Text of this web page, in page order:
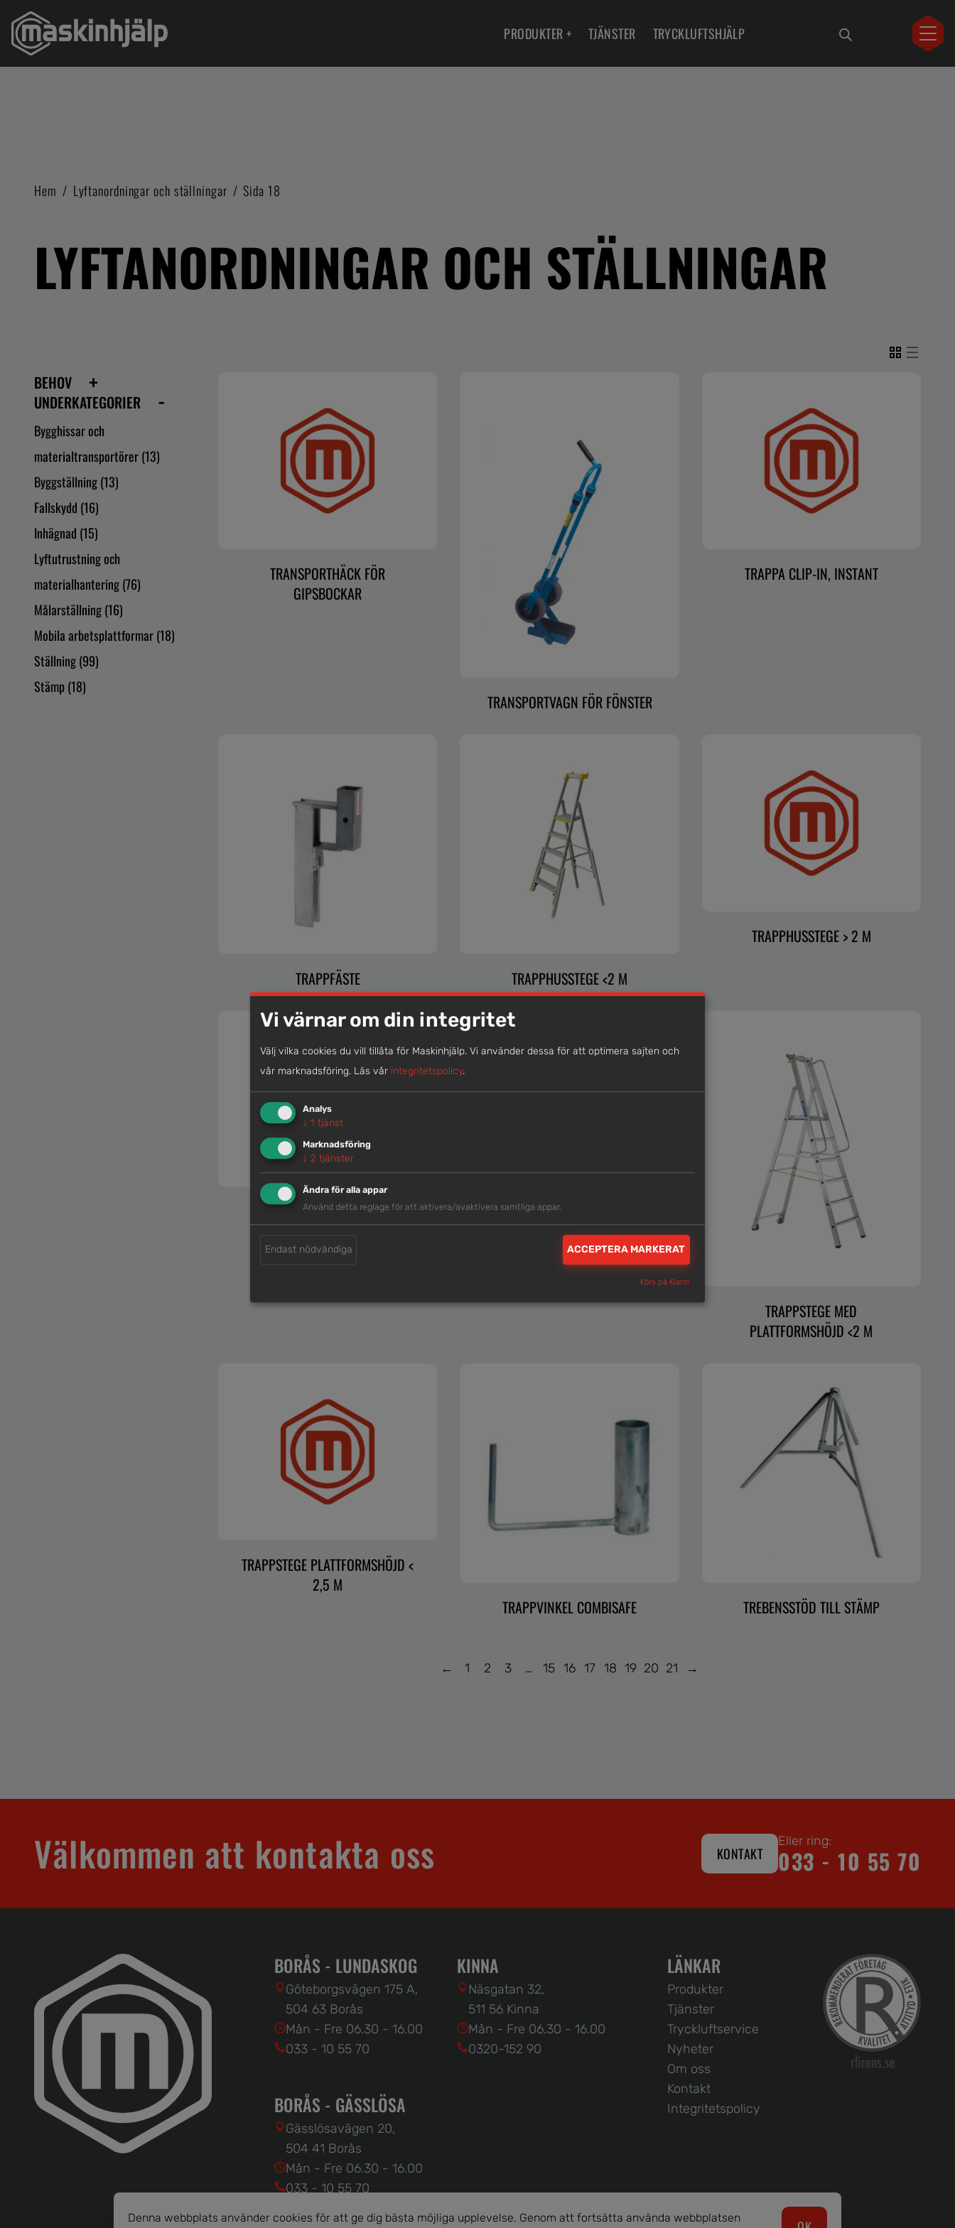
PRODUKTER+ TJÄNSTER TRYCKLUFTSHJÄLP
Hem / Lyftanordningar och ställningar / Sida 18
LYFTANORDNINGAR OCH STÄLLNINGAR
BEHOV +
UNDERKATEGORIER -
Bygghissar och
materialtransportörer(13)
Byggställning(13)
Fallskydd (16)
Inhägnad (15)
Lyftutrustning och
materialhantering(76)
Målarställning(16)
Mobila arbetsplattformar(18)
Ställning(99)
Stämp(18)
TRANSPORTHÄCK FÖR
GIPSBOCKAR
TRANSPORTVAGN FÖR FÖNSTER
TRAPPA CLIP-IN, INSTANT
TRAPPFÄSTE TRAPPHUSSTEGE <2 M
TRAPPHUSSTEGE > 2 M
TRAPPSTEGE <3 M
TRAPPSTEGE MED
PLATTFORMSHÖJD <1,5 M
TRAPPSTEGE MED
PLATTFORMSHÖJD <2 M
TRAPPSTEGE PLATTFORMSHÖJD <
2,5 M
TRAPPVINKEL COMBISAFE
TREBENSSTÖD TILL STÄMP
← 1 2 3 … 15 16 17 18 19 20 21 →
Välkommen att kontakta oss KONTAKT
Eller ring:
033 - 10 55 70
BORÅS - LUNDASKOG
Göteborgsvägen 175 A,
504 63 Borås
Mån - Fre 06.30 - 16.00
033 - 10 55 70
KINNA
Näsgatan 32,
511 56 Kinna
Mån - Fre 06.30 - 16.00
0320-152 90
BORÅS - GÄSSLÖSA
Gässlösavägen 20,
504 41 Borås
Mån - Fre 06.30 - 16.00
033 - 10 55 70
LÄNKAR
Produkter
Tjänster
Tryckluftservice
Nyheter
Om oss
Kontakt
Integritetspolicy
Denna webbplats använder cookies för att ge dig bästa möjliga upplevelse. Genom att fortsätta använda webbplatsen
Vi värnar om din integritet
Välj vilka cookies du vill tillåta för Maskinhjälp. Vi använder dessa för att optimera sajten och
vår marknadsföring. Läs vår integritetspolicy.
Analys
↓ 1 tjänst
Marknadsföring
↓ 2 tjänster
Ändra för alla appar
Använd detta reglage för att aktivera/avaktivera samtliga appar.
Endast nödvändiga ACCEPTERA MARKERAT
Körs på Klaro!